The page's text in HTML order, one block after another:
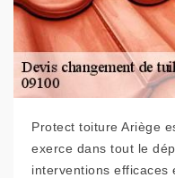
Protect toiture Ariège
exerce dans tout le
interventions efficaces